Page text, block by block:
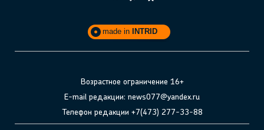
made in INTRID
Возрастное ограничение 16+
E-mail редакции: news077@yandex.ru
Телефон редакции +7(473) 277-33-88